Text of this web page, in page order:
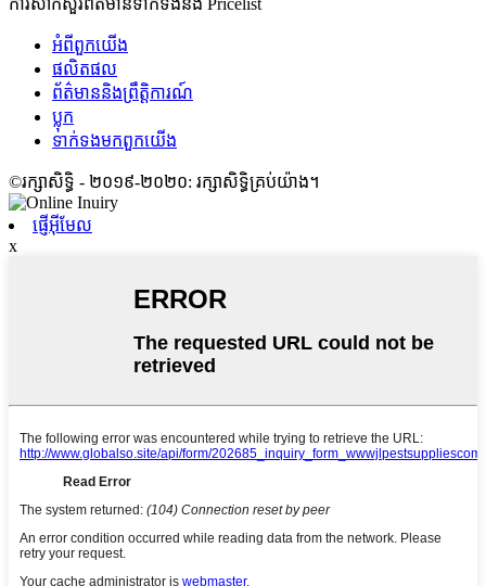
ការសាកសួរព័ត៌មានទាក់ទងនឹង Pricelist
អំពី​ពួក​យើង
ផលិតផល
ព័ត៌មាននិងព្រឹត្តិការណ៍
ប្លុក
ទាក់ទង​មក​ពួក​យើង
©រក្សាសិទ្ធិ - ២០១៩-២០២០: រក្សាសិទ្ធិគ្រប់យ៉ាង។
ផ្ញើអ៊ីមែល
x